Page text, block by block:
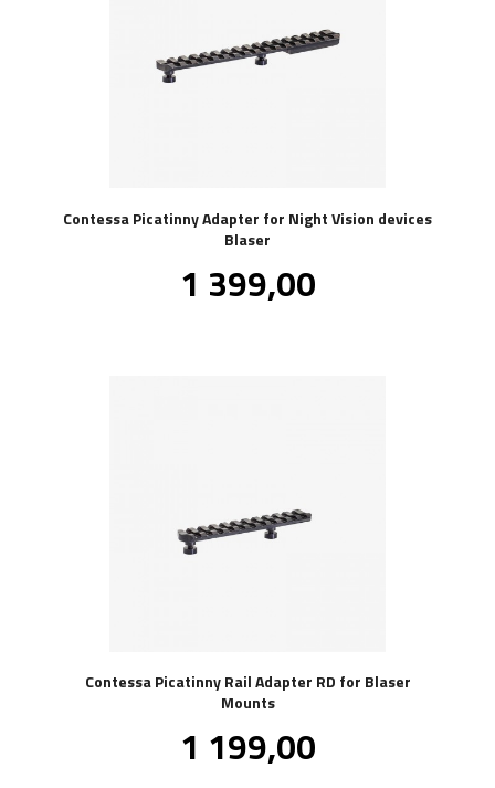
Contessa Picatinny Adapter for Night Vision devices
Blaser
Pris
1 399,00mva.
Contessa Picatinny Rail Adapter RD for Blaser
Mounts
Pris
1 199,00mva.